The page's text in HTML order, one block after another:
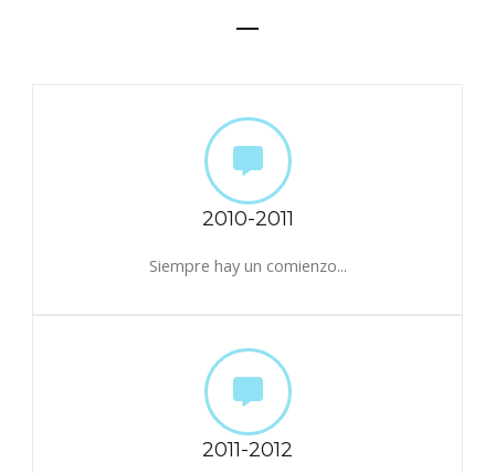
2010-2011
Siempre hay un comienzo...
2011-2012